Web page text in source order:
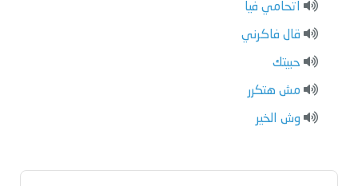
اتحامي فيا
قال فاكرني
حبيتك
مش هتكرر
وش الخير